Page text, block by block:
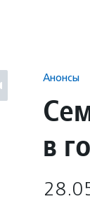
Анонсы
в